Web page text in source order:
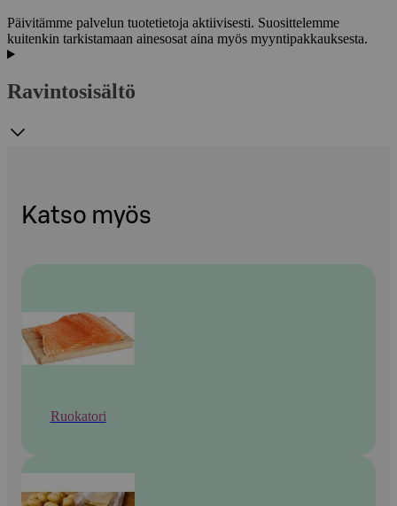
Päivitämme palvelun tuotetietoja aktiivisesti. Suosittelemme
kuitenkin tarkistamaan ainesosat aina myös myyntipakkauksesta.
Ravintosisältö
Katso myös
Ruokatori